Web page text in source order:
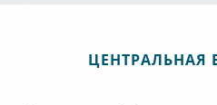
ЦЕНТРАЛЬНАЯ